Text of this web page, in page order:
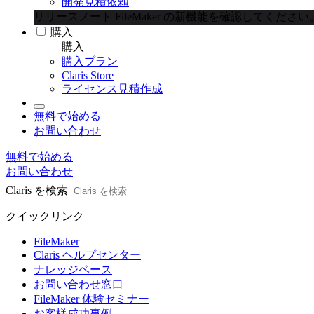
リリースノート
FileMaker の新機能を確認してください。
購入
購入
購入プラン
Claris Store
ライセンス見積作成
無料で始める
お問い合わせ
無料で始める
お問い合わせ
Claris を検索
クイックリンク
FileMaker
Claris ヘルプセンター
ナレッジベース
お問い合わせ窓口
FileMaker 体験セミナー